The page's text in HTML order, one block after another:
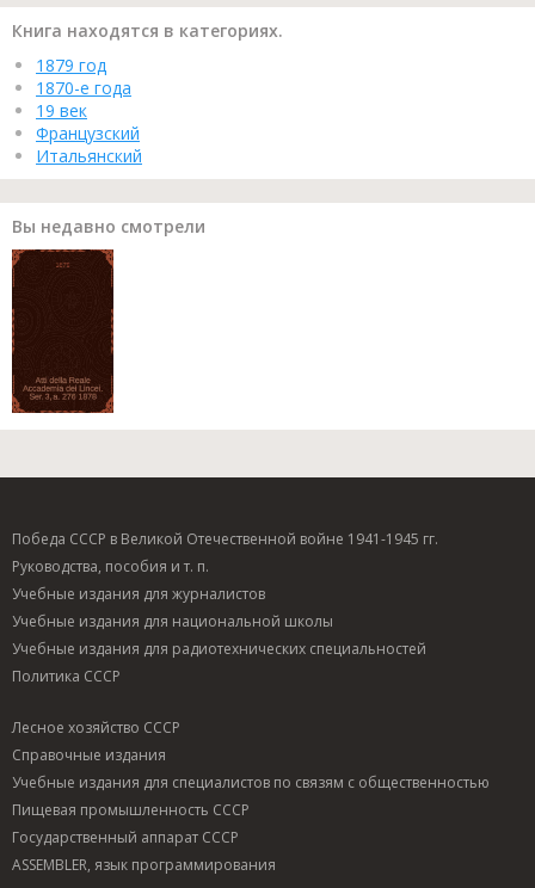
Книга находятся в категориях.
1879 год
1870-е года
19 век
Французский
Итальянский
Вы недавно смотрели
Победа СССР в Великой Отечественной войне 1941-1945 гг.
Руководства, пособия и т. п.
Учебные издания для журналистов
Учебные издания для национальной школы
Учебные издания для радиотехнических специальностей
Политика СССР
Лесное хозяйство СССР
Справочные издания
Учебные издания для специалистов по связям с общественностью
Пищевая промышленность СССР
Государственный аппарат СССР
ASSEMBLER, язык программирования